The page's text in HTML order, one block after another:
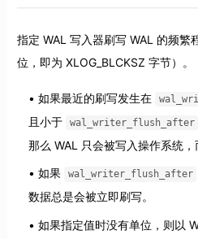
指定 WAL 写入器刷写 WAL 的频繁
位，即为 XLOG_BLCKSZ 字节）。
如果最近的刷写发生在
且小于
wal_writer_flush_after
那么 WAL 只会被写入操作系统，
如果 wal_writer_flush_after
数据总是会被立即刷写。
如果指定值时没有单位，则以